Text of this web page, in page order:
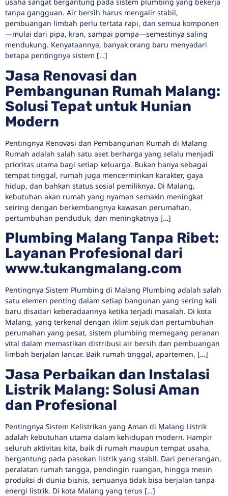
usaha sangat bergantung pada sistem plumbing yang bekerja
tanpa gangguan. Air bersih harus mengalir stabil,
pembuangan limbah perlu tertata rapi, dan semua komponen
—mulai dari pipa, kran, sampai pompa—semestinya saling
mendukung. Kenyataannya, banyak orang baru menyadari
betapa pentingnya sistem […]
Jasa Renovasi dan
Pembangunan Rumah Malang:
Solusi Tepat untuk Hunian
Modern
Pentingnya Renovasi dan Pembangunan Rumah di Malang
Rumah adalah salah satu aset berharga yang selalu menjadi
prioritas utama bagi setiap keluarga. Bukan hanya sebagai
tempat tinggal, rumah juga mencerminkan karakter, gaya
hidup, dan bahkan status sosial pemiliknya. Di Malang,
kebutuhan akan rumah yang nyaman semakin meningkat
seiring dengan berkembangnya kawasan perumahan,
pertumbuhan penduduk, dan meningkatnya […]
Plumbing Malang Tanpa Ribet:
Layanan Profesional dari
www.tukangmalang.com
Pentingnya Sistem Plumbing di Malang Plumbing adalah salah
satu elemen penting dalam setiap bangunan yang sering kali
baru disadari keberadaannya ketika terjadi masalah. Di kota
Malang, yang terkenal dengan iklim sejuk dan pertumbuhan
perumahan yang pesat, sistem plumbing memegang peranan
vital dalam memastikan distribusi air bersih dan pembuangan
limbah berjalan lancar. Baik rumah tinggal, apartemen, […]
Jasa Perbaikan dan Instalasi
Listrik Malang: Solusi Aman
dan Profesional
Pentingnya Sistem Kelistrikan yang Aman di Malang Listrik
adalah kebutuhan utama dalam kehidupan modern. Hampir
seluruh aktivitas kita, baik di rumah maupun tempat usaha,
bergantung pada pasokan listrik yang stabil. Dari penerangan,
peralatan rumah tangga, pendingin ruangan, hingga mesin
produksi di dunia bisnis, semuanya tidak bisa berjalan tanpa
energi listrik. Di kota Malang yang terus […]